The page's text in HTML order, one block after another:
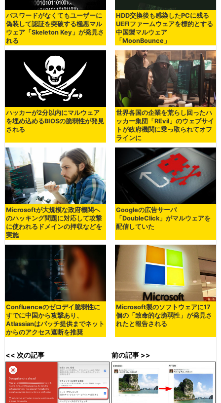
パスワードがなくてもユーザーに
偽装して認証を突破する極悪マル
ウェア「Skeleton Key」が発見さ
れる
HDD交換後も感染したPCに残る
UEFIファームウェアを標的とする
中国製マルウェア
「MoonBounce」
ハッカーが2分以内にマルウェア
を埋め込めるBIOSの脆弱性が発見
される
世界各国の企業を荒らし回ったハ
ッカー集団「REvil」のウェブサイ
トが政府機関に乗っ取られてオフ
ラインに
Microsoftが大規模な政府機関へ
のハッキング問題に対応して攻撃
に使われるドメインの押収などを
実施
Googleの広告サーバ
「DoubleClick」がマルウェアを
配信していた
Confluenceのゼロデイ脆弱性に
すでに中国から攻撃あり、
Atlassianはパッチ提供までネット
からのアクセス遮断を推奨
Microsoft製のソフトウェアに17
個の「致命的な脆弱性」が発見さ
れたと報告される
<< 次の記事 前の記事 >>